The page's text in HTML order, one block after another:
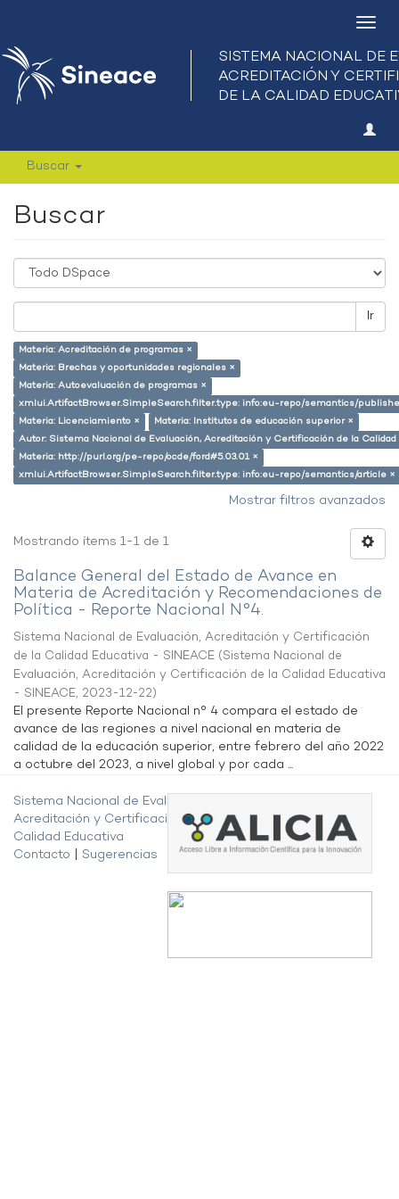
Buscar
Buscar
Ir
Materia: Acreditación de programas ×
Materia: Brechas y oportunidades regionales ×
Materia: Autoevaluación de programas ×
xmlui.ArtifactBrowser.SimpleSearch.filter.type: info:eu-repo/semantics/
Materia: Licenciamiento ×
Materia: Institutos de educación superior ×
Autor: Sistema Nacional de Evaluación, Acreditación y Certificación de la
Materia: http://purl.org/pe-repo/ocde/ford#5.03.01 ×
xmlui.ArtifactBrowser.SimpleSearch.filter.type: info:eu-repo/semantics/article ×
Mostrar filtros avanzados
Mostrando ítems 1-1 de 1
Balance General del Estado de Avance en
Materia de Acreditación y Recomendaciones de
Política - Reporte Nacional N°4.
Sistema Nacional de Evaluación, Acreditación y Certificación
de la Calidad Educativa - SINEACE (Sistema Nacional de
Evaluación, Acreditación y Certificación de la Calidad Educativa
- SINEACE, 2023-12-22)
El presente Reporte Nacional n° 4 compara el estado de
avance de las regiones a nivel nacional en materia de
calidad de la educación superior, entre febrero del año 2022
a octubre del 2023, a nivel global y por cada ...
Sistema Nacional de Evaluación,
Acreditación y Certificación de la
Calidad Educativa
Contacto
Sugerencias